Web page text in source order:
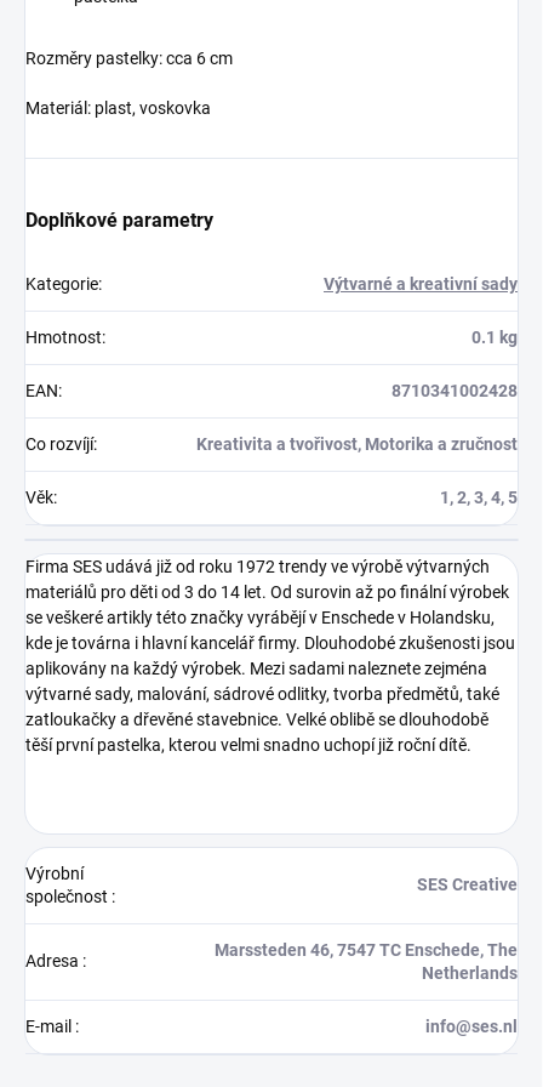
Rozměry pastelky: cca 6 cm
Materiál: plast, voskovka
Doplňkové parametry
Kategorie: Výtvarné a kreativní sady
Hmotnost: 0.1 kg
EAN: 8710341002428
Co rozvíjí: Kreativita a tvořivost, Motorika a zručnost
Věk: 1, 2, 3, 4, 5
Firma SES udává již od roku 1972 trendy ve výrobě výtvarných
materiálů pro děti od 3 do 14 let. Od surovin až po finální výrobek
se veškeré artikly této značky vyrábějí v Enschede v Holandsku,
kde je továrna i hlavní kancelář firmy. Dlouhodobé zkušenosti jsou
aplikovány na každý výrobek. Mezi sadami naleznete zejména
výtvarné sady, malování, sádrové odlitky, tvorba předmětů, také
zatloukačky a dřevěné stavebnice. Velké oblibě se dlouhodobě
těší první pastelka, kterou velmi snadno uchopí již roční dítě.
Výrobní
společnost :
SES Creative
Adresa :
Marssteden 46, 7547 TC Enschede, The
Netherlands
E-mail : info@ses.nl